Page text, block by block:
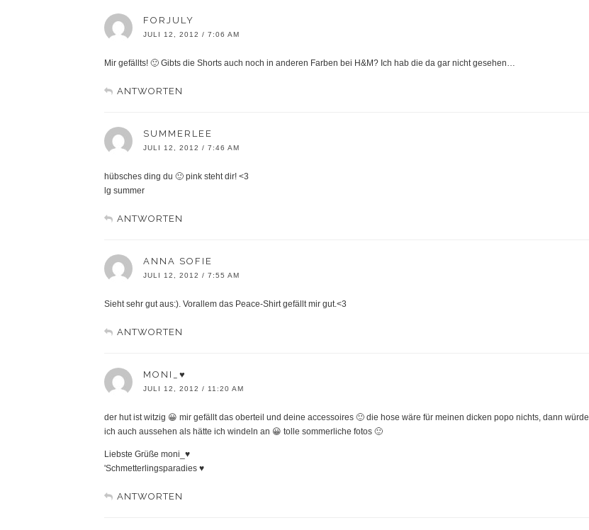
FORJULY
JULI 12, 2012 / 7:06 AM
Mir gefällts! 🙂 Gibts die Shorts auch noch in anderen Farben bei H&M? Ich hab die da gar nicht gesehen…
ANTWORTEN
SUMMERLEE
JULI 12, 2012 / 7:46 AM
hübsches ding du 🙂 pink steht dir! <3
lg summer
ANTWORTEN
ANNA SOFIE
JULI 12, 2012 / 7:55 AM
Sieht sehr gut aus:). Vorallem das Peace-Shirt gefällt mir gut.<3
ANTWORTEN
MONI_♥
JULI 12, 2012 / 11:20 AM
der hut ist witzig 😀 mir gefällt das oberteil und deine accessoires 🙂 die hose wäre für meinen dicken popo nichts, dann würde
ich auch aussehen als hätte ich windeln an 😀 tolle sommerliche fotos 🙂
Liebste Grüße moni_♥
'Schmetterlingsparadies ♥
ANTWORTEN